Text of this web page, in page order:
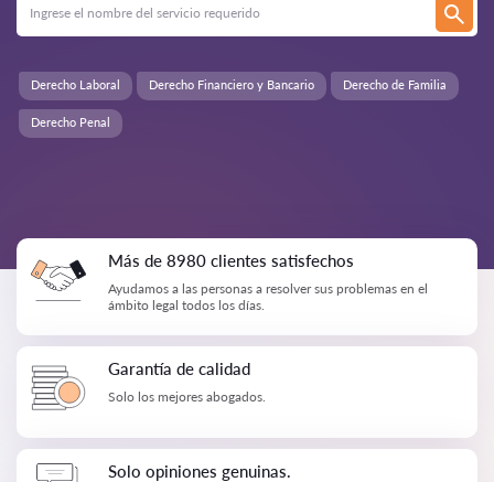
Derecho Penal
Derecho Laboral Derecho Financiero y Bancario Derecho de Familia
Más de 8980 clientes satisfechos
Ayudamos a las personas a resolver sus problemas en el
ámbito legal todos los días.
Garantía de calidad
Solo los mejores abogados.
Solo opiniones genuinas.